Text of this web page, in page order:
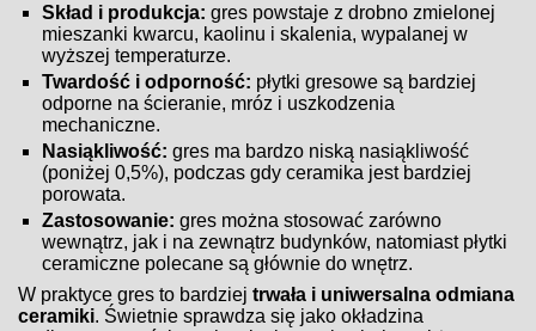
Skład i produkcja: gres powstaje z drobno zmielonej
mieszanki kwarcu, kaolinu i skalenia, wypalanej w
wyższej temperaturze.
Twardość i odporność: płytki gresowe są bardziej
odporne na ścieranie, mróz i uszkodzenia
mechaniczne.
Nasiąkliwość: gres ma bardzo niską nasiąkliwość
(poniżej 0,5%), podczas gdy ceramika jest bardziej
porowata.
Zastosowanie: gres można stosować zarówno
wewnątrz, jak i na zewnątrz budynków, natomiast płytki
ceramiczne polecane są głównie do wnętrz.
W praktyce gres to bardziejtrwała i uniwersalna odmiana
ceramiki. Świetnie sprawdza się jako okładzina